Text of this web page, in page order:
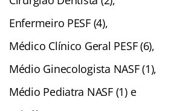
Enfermeiro PESF (4),
Médico Clínico Geral PESF (6),
Médio Ginecologista NASF (1),
Médio Pediatra NASF (1) e